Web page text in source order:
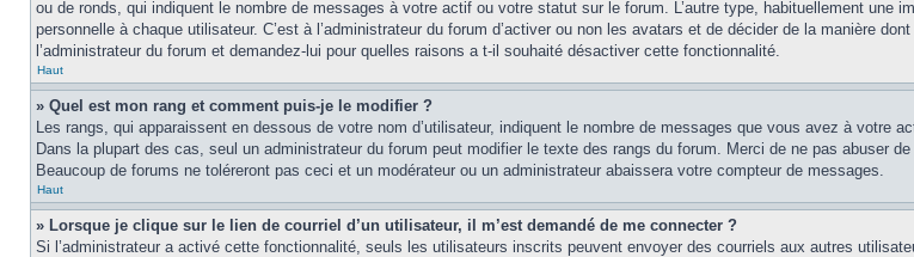
ou de ronds, qui indiquent le nombre de messages à votre actif ou votre statut sur le forum. L’autre type, habituellement une
personnelle à chaque utilisateur. C’est à l’administrateur du forum d’activer ou non les avatars et de décider de la manière
l’administrateur du forum et demandez-lui pour quelles raisons a t-il souhaité désactiver cette fonctionnalité.
Haut
» Quel est mon rang et comment puis-je le modifier ?
Les rangs, qui apparaissent en dessous de votre nom d’utilisateur, indiquent le nombre de messages que vous avez à
Dans la plupart des cas, seul un administrateur du forum peut modifier le texte des rangs du forum. Merci de ne pas abuser
Beaucoup de forums ne toléreront pas ceci et un modérateur ou un administrateur abaissera votre compteur de messages.
Haut
» Lorsque je clique sur le lien de courriel d’un utilisateur, il m’est demandé de me connecter ?
Si l’administrateur a activé cette fonctionnalité, seuls les utilisateurs inscrits peuvent envoyer des courriels aux autres